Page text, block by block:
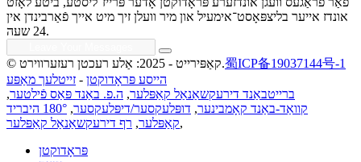
אונדז אייער בליצפּאָסט־אימעיל און מיר וועלן זיך מיט אייך פֿאַרבינדן אין
24 שעה.
© קאַפּירייט - 2025: אַלע רעכטן רעזערווירט.蜀ICP备19037144号-1
הייסע פּראָדוקטן - זייטלעך מאַפּע
ברייטבאַנד דירעקשאַנאַל קאַפּלער, ה.פ. באַנד פּאַס פֿילטער,
קוואַד-באַנד קאָמבינער, דופּלעקסער/דיפּלעקסער,
180° היבריד
קאַפּלער, רף דירעקשאַנאַל קאַפּלער
,
פּראָדוקטן